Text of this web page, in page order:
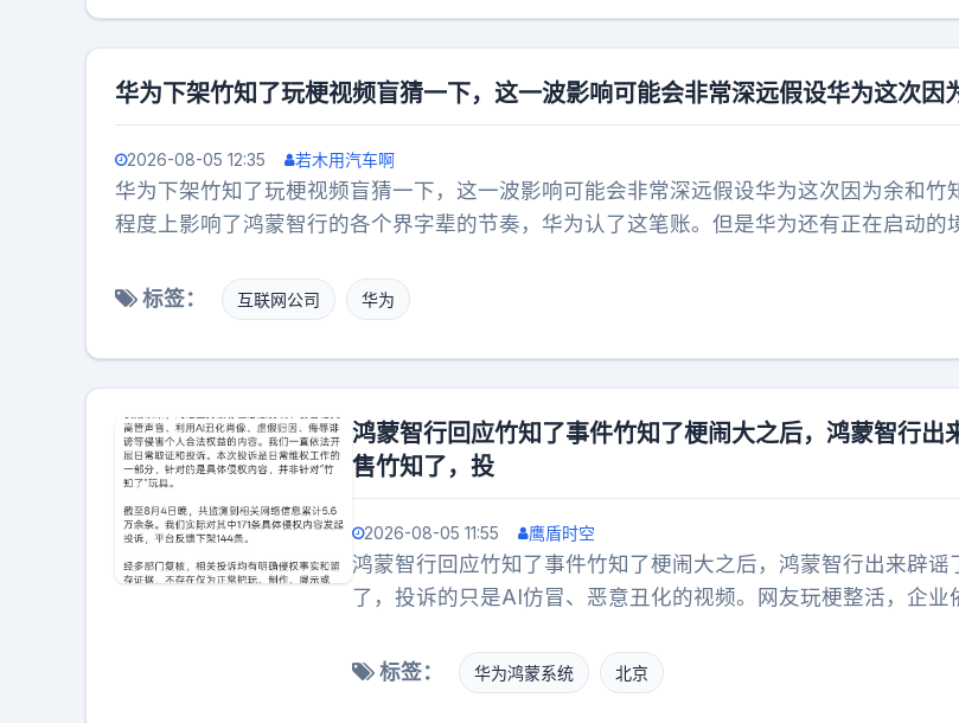
反情绪，竹知了就这样以一种华为最不希望的姿势，被舆论完成
看到竹知了，就想到了余承东，想到了华为。这起公关灾难，不
了雷军，10年前，雷军areyouOK的鬼畜视频一夜爆火，这是比
化解了危机，不光没有投诉举报，雷军反而大方的回应称“大家开
自下场参与玩梗。在一片全民娱乐的氛围中，雷军和小米不仅没
响，相反雷军更因此树立起了极具亲民的人设，这在之后的小米
民的形象，但一家强大的企业，一定是具备更强包容力的企业，
讨论或是调侃的声音。如果一家企业的所谓品牌尊严，是建立在
华为下架竹知了玩梗视频盲猜一下，这一波影响可能会非常深远假设华为这次因
2026-08-05 12:35 若木用汽车啊
华为下架竹知了玩梗视频盲猜一下，这一波影响可能会非常深远假设华为这次因为余和竹
程度上影响了鸿蒙智行的各个界字辈的节奏，华为认了这笔账。但是华为还有正在启动的
是你的头马对于你的影响力相较于他们的那套体系，价值意义不同的哇不过话又说回来，
避免，因为所有人在当下的市场环境下都已经没有多少退路了
标签： 互联网公司 华为
鸿蒙智行回应竹知了事件竹知了梗闹大之后，鸿蒙智行出
售竹知了，投
2026-08-05 11:55 鹰盾时空
鸿蒙智行回应竹知了事件竹知了梗闹大之后，鸿蒙智行出来辟谣
了，投诉的只是AI仿冒、恶意丑化的视频。网友玩梗整活，企业
标签：
华为鸿蒙系统 北京